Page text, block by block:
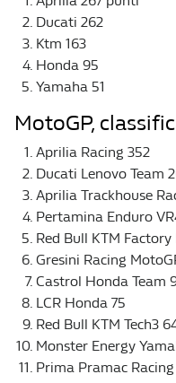
Ducati 262
Ktm 163
Honda 95
Yamaha 51
MotoGP,
Aprilia Racing 352
Ducati Lenovo Team
Aprilia Trackhouse
Pertamina Enduro
Red Bull KTM Factory
Gresini Racing
Castrol Honda Team
LCR Honda 75
Red Bull KTM Tech3
Monster Energy
Prima Pramac Racing